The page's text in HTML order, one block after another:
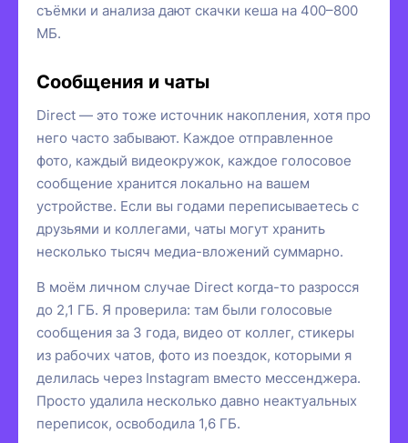
съёмки и анализа дают скачки кеша на 400–800
МБ.
Сообщения и чаты
Direct — это тоже источник накопления, хотя про
него часто забывают. Каждое отправленное
фото, каждый видеокружок, каждое голосовое
сообщение хранится локально на вашем
устройстве. Если вы годами переписываетесь с
друзьями и коллегами, чаты могут хранить
несколько тысяч медиа-вложений суммарно.
В моём личном случае Direct когда-то разросся
до 2,1 ГБ. Я проверила: там были голосовые
сообщения за 3 года, видео от коллег, стикеры
из рабочих чатов, фото из поездок, которыми я
делилась через Instagram вместо мессенджера.
Просто удалила несколько давно неактуальных
переписок, освободила 1,6 ГБ.